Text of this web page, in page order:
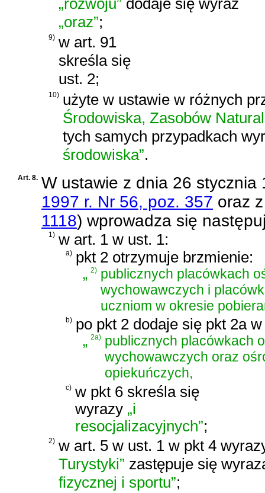
„oraz”;
9) w art. 91
skreśla się
ust. 2;
10) użyte w ustawie w różnych
Środowiska, Zasobów
tych samych przypadkach
środowiska”.
Art. 8. W ustawie z dnia 26 stycznia
1997 r. Nr 56, poz. 357 oraz
1118) wprowadza się
1) w art. 1 w ust. 1:
a) pkt 2 otrzymuje brzmienie:
„2) publicznych placówkach
wychowawczych i
uczniom w okresie
b) po pkt 2 dodaje się pkt 2a
„2a) publicznych placówkach
wychowawczych oraz
opiekuńczych,
c) w pkt 6 skreśla się
wyrazy „i
resocjalizacyjnych”;
2) w art. 5 w ust. 1 w pkt 4
Turystyki” zastępuje się
fizycznej i sportu”;